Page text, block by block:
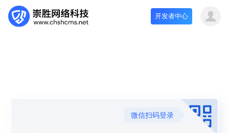
开发者中心
微信扫码登录